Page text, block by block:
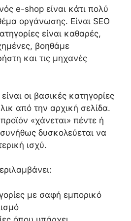
e-shop είναι κάτι πολύ
οργάνωσης. Είναι SEO
είναι καθαρές,
βοηθάμε
και τις μηχανές
οι βασικές κατηγορίες
από την αρχική σελίδα.
«χάνεται» πέντε ή
δυσκολεύεται να
ισχύ.
με σαφή εμπορικό